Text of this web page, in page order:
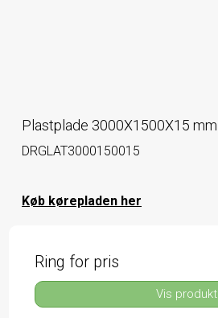
Plastplade 3000X1500X15 mm
DRGLAT3000150015
Køb kørepladen her
Ring for pris
Vis produkt